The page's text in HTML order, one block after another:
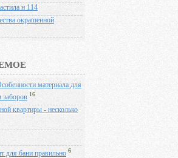
н 114
окрашенной
материала для
заборов 16
квартиры - несколько
для бани правильно 6